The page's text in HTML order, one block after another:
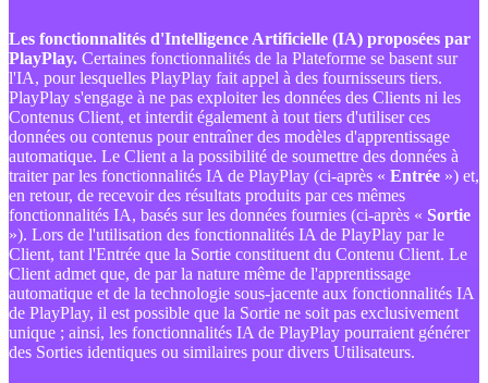
Les fonctionnalités d'Intelligence Artificielle (IA) proposées par
PlayPlay. Certaines fonctionnalités de la Plateforme se basent sur
l'IA, pour lesquelles PlayPlay fait appel à des fournisseurs tiers.
PlayPlay s'engage à ne pas exploiter les données des Clients ni les
Contenus Client, et interdit également à tout tiers d'utiliser ces
données ou contenus pour entraîner des modèles d'apprentissage
automatique. Le Client a la possibilité de soumettre des données à
traiter par les fonctionnalités IA de PlayPlay (ci-après « Entrée ») et,
en retour, de recevoir des résultats produits par ces mêmes
fonctionnalités IA, basés sur les données fournies (ci-après « Sortie
»). Lors de l'utilisation des fonctionnalités IA de PlayPlay par le
Client, tant l'Entrée que la Sortie constituent du Contenu Client. Le
Client admet que, de par la nature même de l'apprentissage
automatique et de la technologie sous-jacente aux fonctionnalités IA
de PlayPlay, il est possible que la Sortie ne soit pas exclusivement
unique ; ainsi, les fonctionnalités IA de PlayPlay pourraient générer
des Sorties identiques ou similaires pour divers Utilisateurs.